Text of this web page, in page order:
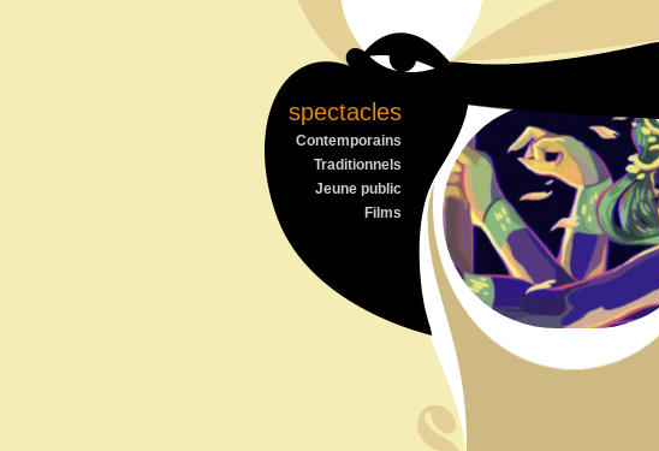
spectacles
Contemporains
Traditionnels
Jeune public
Films